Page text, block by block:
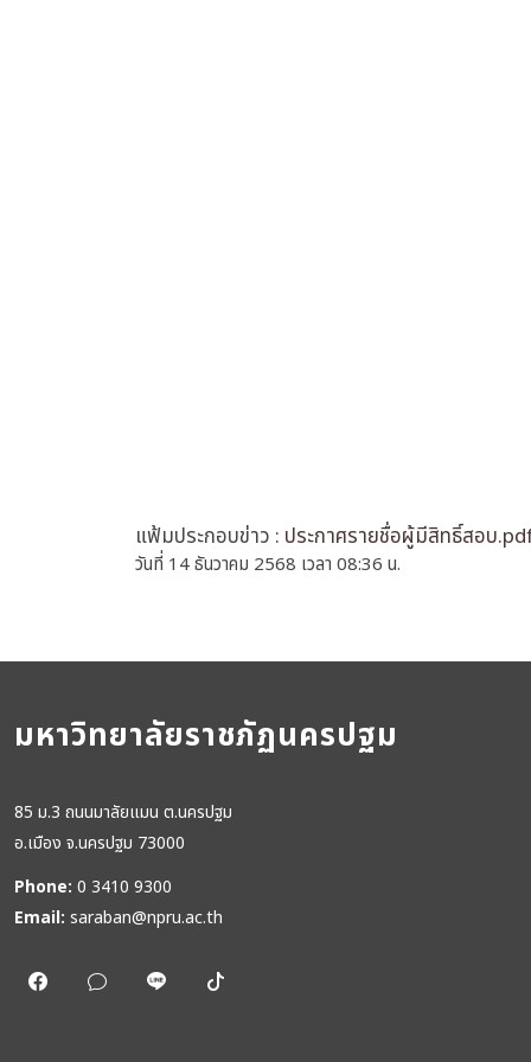
แฟ้มประกอบข่าว : ประกาศรายชื่อผู้มีสิทธิ์สอบ
วันที่ 14 ธันวาคม 2568 เวลา 08:36 น.
มหาวิทยาลัยราชภัฏนครปฐม
85 ม.3 ถนนมาลัยแมน ต.นครปฐม
อ.เมือง จ.นครปฐม 73000
Phone: 0 3410 9300
Email: saraban@npru.ac.th